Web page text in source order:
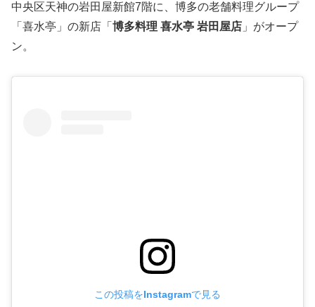
中央区天神の岩田屋新館7階に、博多の老舗料理グループ
「喜水亭」の新店「 博多料理 喜水亭 岩田屋店 」がオープ
ン。
この投稿をInstagramで見る